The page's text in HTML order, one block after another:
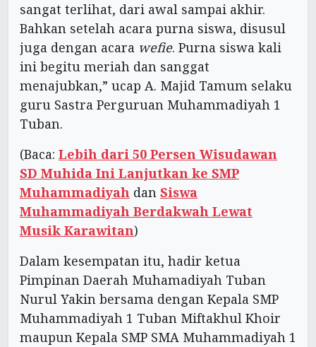
sangat terlihat, dari awal sampai akhir.
Bahkan setelah acara purna siswa, disusul
juga dengan acara wefie. Purna siswa kali
ini begitu meriah dan sanggat
menajubkan,” ucap A. Majid Tamum selaku
guru Sastra Perguruan Muhammadiyah 1
Tuban.
(Baca: Lebih dari 50 Persen Wisudawan
SD Muhida Ini Lanjutkan ke SMP
Muhammadiyah dan Siswa
Muhammadiyah Berdakwah Lewat
Musik Karawitan)
Dalam kesempatan itu, hadir ketua
Pimpinan Daerah Muhamadiyah Tuban
Nurul Yakin bersama dengan Kepala SMP
Muhammadiyah 1 Tuban Miftakhul Khoir
maupun Kepala SMP SMA Muhammadiyah 1